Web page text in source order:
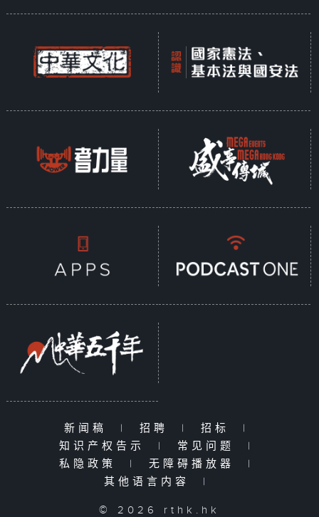
新闻稿 | 招聘 | 招标
|
知识产权告示
| 常见问题
|
私隐政策
| 无障碍播放器
|
其他语言内容
|
© 2026 rthk.hk